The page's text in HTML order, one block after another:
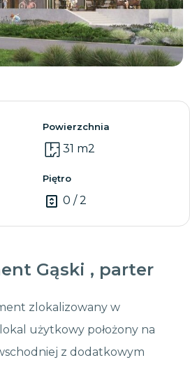
Zobacz wszystkie
Powierzchnia
31 m2
Piętro
0 / 2
Gąski , parter
zlokalizowany w
użytkowy położony na
z dodatkowym